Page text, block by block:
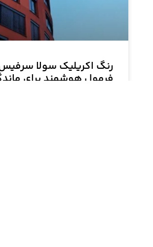
رنگ اکریلیک سولا
فرمولِ هوشمند برای